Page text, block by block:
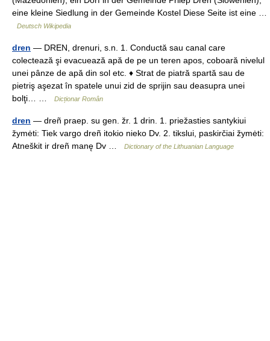
eine kleine Siedlung in der Gemeinde Kostel Diese Seite ist eine …
Deutsch Wikipedia
dren — DREN, drenuri, s.n. 1. Conductă sau canal care
colectează şi evacuează apă de pe un teren apos, coboară nivelul
unei pânze de apă din sol etc. ♦ Strat de piatră spartă sau de
pietriş aşezat în spatele unui zid de sprijin sau deasupra unei
bolţi… …
Dicționar Român
dren — dreñ praep. su gen. žr. 1 drin. 1. priežasties santykiui
žymėti: Tiek vargo dreñ itokio nieko Dv. 2. tikslui, paskirčiai žymėti:
Atneškit ir dreñ manę Dv …
Dictionary of the Lithuanian Language